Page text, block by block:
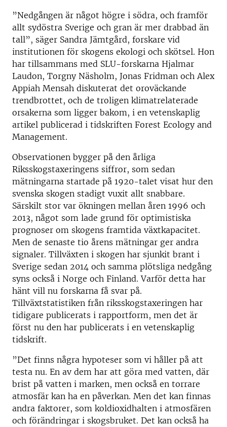
”Nedgången är något högre i södra, och framför
allt sydöstra Sverige och gran är mer drabbad än
tall”, säger Sandra Jämtgård, forskare vid
institutionen för skogens ekologi och skötsel. Hon
har tillsammans med SLU-forskarna Hjalmar
Laudon, Torgny Näsholm, Jonas Fridman och Alex
Appiah Mensah diskuterat det oroväckande
trendbrottet, och de troligen klimatrelaterade
orsakerna som ligger bakom, i en vetenskaplig
artikel publicerad i tidskriften Forest Ecology and
Management.
Observationen bygger på den årliga
Riksskogstaxeringens siffror, som sedan
mätningarna startade på 1920-talet visat hur den
svenska skogen stadigt vuxit allt snabbare.
Särskilt stor var ökningen mellan åren 1996 och
2013, något som lade grund för optimistiska
prognoser om skogens framtida växtkapacitet.
Men de senaste tio årens mätningar ger andra
signaler. Tillväxten i skogen har sjunkit brant i
Sverige sedan 2014 och samma plötsliga nedgång
syns också i Norge och Finland. Varför detta har
hänt vill nu forskarna få svar på.
Tillväxtstatistiken från riksskogstaxeringen har
tidigare publicerats i rapportform, men det är
först nu den har publicerats i en vetenskaplig
tidskrift.
”Det finns några hypoteser som vi håller på att
testa nu. En av dem har att göra med vatten, där
brist på vatten i marken, men också en torrare
atmosfär kan ha en påverkan. Men det kan finnas
andra faktorer, som koldioxidhalten i atmosfären
och förändringar i skogsbruket. Det kan också ha